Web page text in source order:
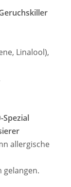
Linalool),
allergische
gelangen.